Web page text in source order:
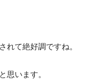
れて絶好調ですね。
思います。